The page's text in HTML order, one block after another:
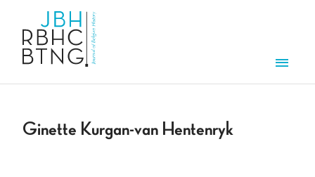
Ginette Kurgan-van Hentenryk